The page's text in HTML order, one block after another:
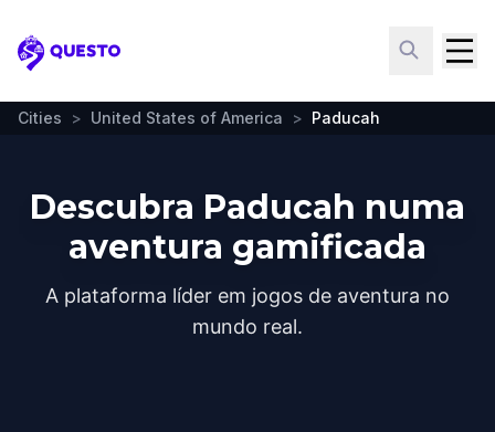
Questo
Cities > United States of America > Paducah
Descubra Paducah numa
aventura gamificada
A plataforma líder em jogos de aventura no
mundo real.